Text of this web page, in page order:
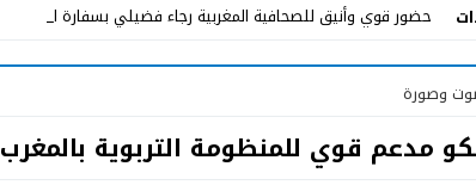
حضور قوي وأنيق للصحافية المغربية رجاء فضيلي بسفارة المملكة ا_
Stop
Previous
Next
وصورة
مدعم قوي للمنظومة التربوية بالمغرب